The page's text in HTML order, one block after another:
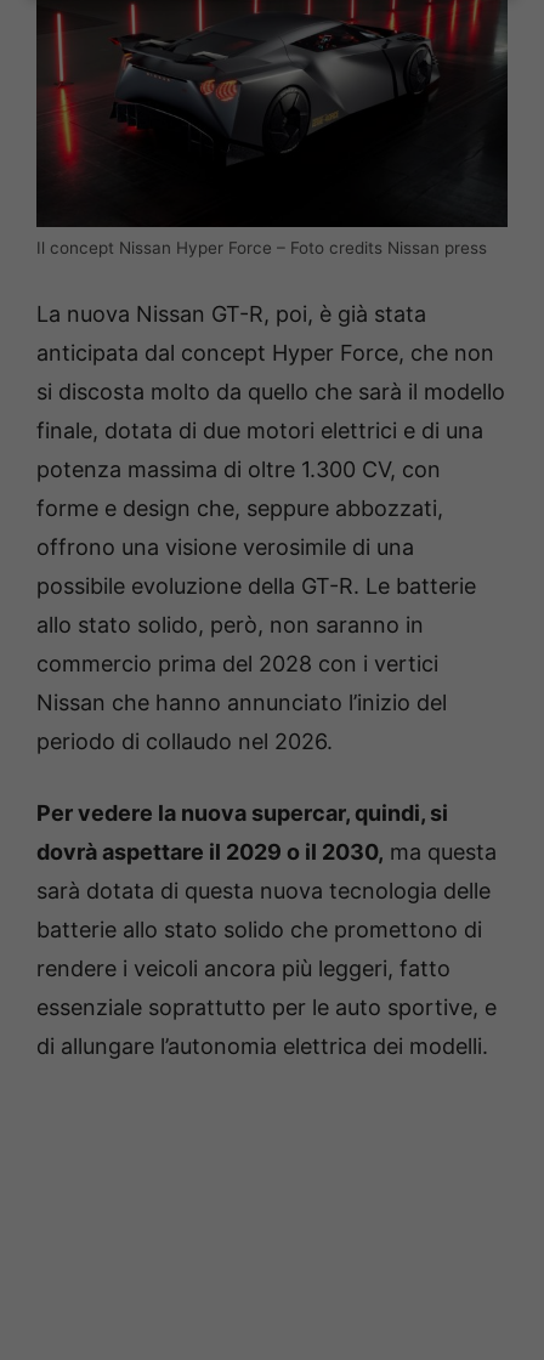
Il concept Nissan Hyper Force – Foto credits Nissan press
La nuova Nissan GT-R, poi, è già stata
anticipata dal concept Hyper Force, che non
si discosta molto da quello che sarà il modello
finale, dotata di due motori elettrici e di una
potenza massima di oltre 1.300 CV, con
forme e design che, seppure abbozzati,
offrono una visione verosimile di una
possibile evoluzione della GT-R. Le batterie
allo stato solido, però, non saranno in
commercio prima del 2028 con i vertici
Nissan che hanno annunciato l’inizio del
periodo di collaudo nel 2026.
Per vedere la nuova supercar, quindi, si
dovrà aspettare il 2029 o il 2030, ma questa
sarà dotata di questa nuova tecnologia delle
batterie allo stato solido che promettono di
rendere i veicoli ancora più leggeri, fatto
essenziale soprattutto per le auto sportive, e
di allungare l’autonomia elettrica dei modelli.